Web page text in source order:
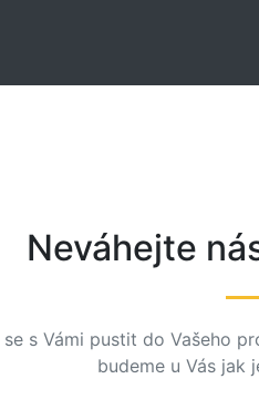
Neváhejte
s Vámi pustit do Vašeho
budeme u Vás jak